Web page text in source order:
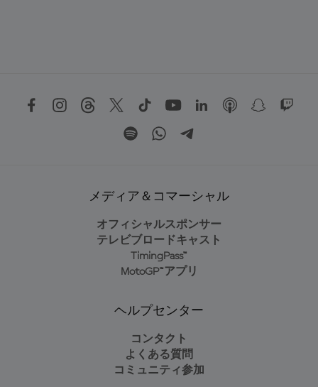
メディア＆コマーシャル
オフィシャルスポンサー
テレビブロードキャスト
TimingPass™
MotoGP™アプリ
ヘルプセンター
コンタクト
よくある質問
コミュニティ参加